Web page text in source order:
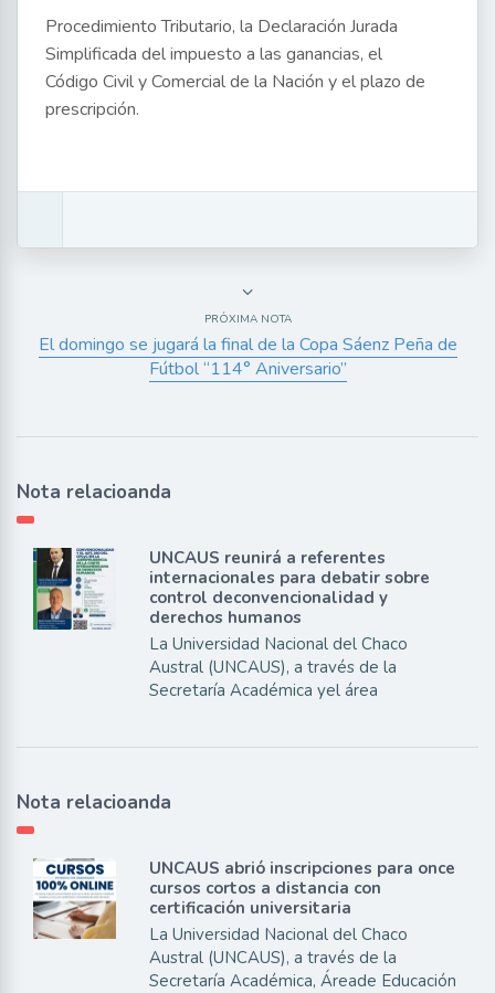
Procedimiento Tributario, la Declaración Jurada
Simplificada del impuesto a las ganancias, el
Código Civil y Comercial de la Nación y el plazo de
prescripción.
PRÓXIMA NOTA
El domingo se jugará la final de la Copa Sáenz Peña de
Fútbol “114° Aniversario”
Nota relacioanda
UNCAUS reunirá a referentes
internacionales para debatir sobre
control deconvencionalidad y
derechos humanos
La Universidad Nacional del Chaco
Austral (UNCAUS), a través de la
Secretaría Académica yel área
Nota relacioanda
UNCAUS abrió inscripciones para once
cursos cortos a distancia con
certificación universitaria
La Universidad Nacional del Chaco
Austral (UNCAUS), a través de la
Secretaría Académica, Áreade Educación